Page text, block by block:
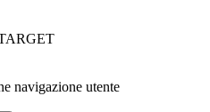
navigazione utente